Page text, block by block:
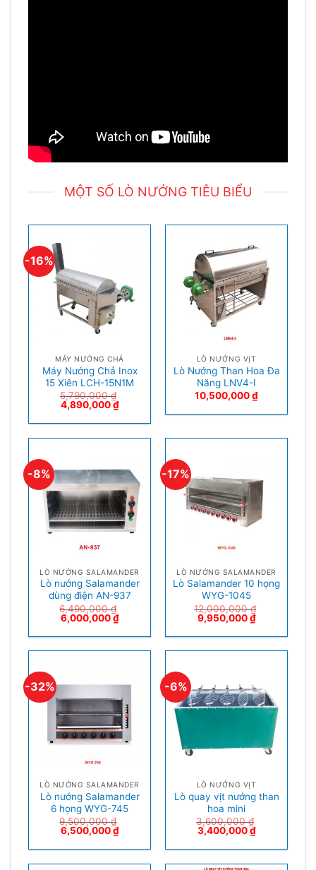
MỘT SỐ LÒ NƯỚNG TIÊU BIỂU
-16%
MÁY NƯỚNG CHẢ
Máy Nướng Chả Inox
15 Xiên LCH-15N1M
5,790,000₫
4,890,000₫
LÒ NƯỚNG VỊT
Lò Nướng Than Hoa Đa
Năng LNV4-I
10,500,000₫
-8%
LÒ NƯỚNG SALAMANDER
Lò nướng Salamander
dùng điện AN-937
6,490,000₫
6,000,000₫
-17%
LÒ NƯỚNG SALAMANDER
Lò Salamander 10 họng
WYG-1045
12,000,000₫
9,950,000₫
-32%
LÒ NƯỚNG SALAMANDER
Lò nướng Salamander
6 họng WYG-745
9,500,000₫
6,500,000₫
-6%
LÒ NƯỚNG VỊT
Lò quay vịt nướng than
hoa mini
3,600,000₫
3,400,000₫